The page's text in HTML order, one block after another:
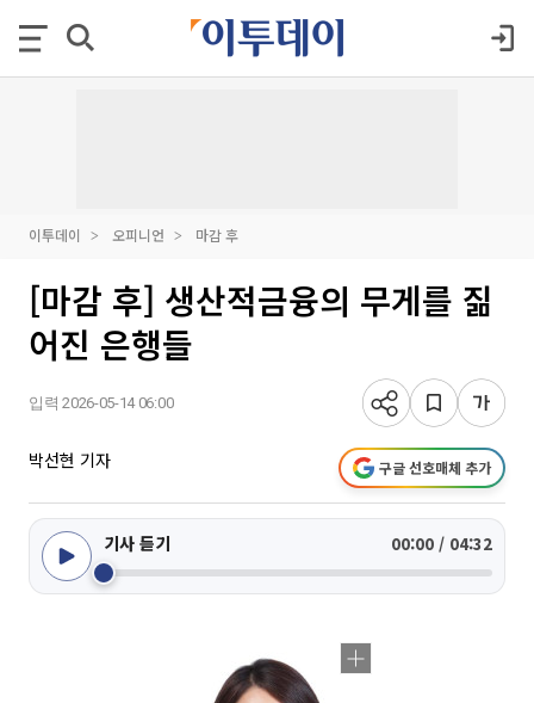
이투데이 오피니언 마감 후
[마감 후] 생산적금융의 무게를 짊
어진 은행들
입력 2026-05-14 06:00
박선현 기자 구글 선호매체 추가
기사 듣기 00:00 / 04:32